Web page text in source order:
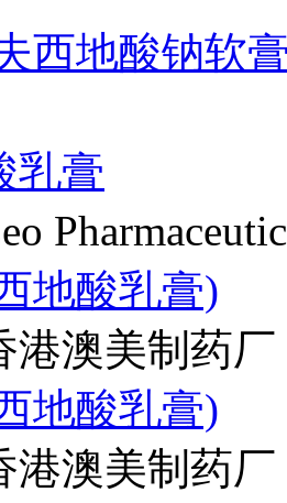
西地酸钠软
乳膏
地酸乳膏)
港澳美制药厂
地酸乳膏)
港澳美制药厂